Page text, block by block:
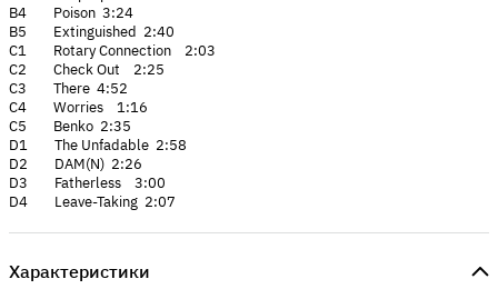
B4 Poison 3:24
B5 Extinguished 2:40
C1 Rotary Connection 2:03
C2 Check Out 2:25
C3 There 4:52
C4 Worries 1:16
C5 Benko 2:35
D1 The Unfadable 2:58
D2 DAM(N) 2:26
D3 Fatherless 3:00
D4 Leave-Taking 2:07
Характеристики